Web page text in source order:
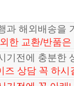
과 해외배송을
한 교환/반품
기전에 충분한
즈 상담 꼭 하시